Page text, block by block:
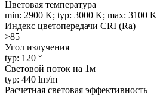
Цветовая температура
min: 2900 K; typ: 3000 K; max: 3100 K
Индекс цветопередачи CRI (Ra)
>85
Угол излучения
typ: 120 °
Световой поток на 1м
typ: 440 lm/m
Расчетная световая эффективность